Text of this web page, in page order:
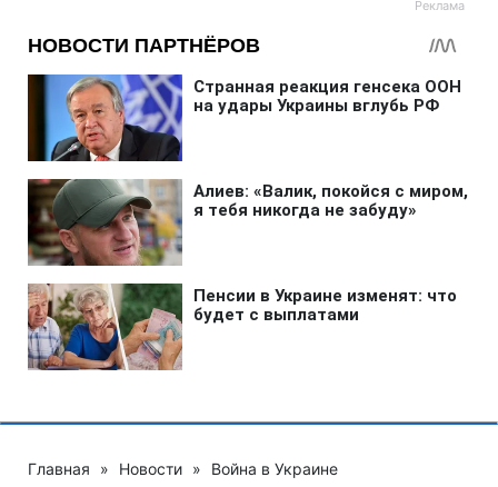
Главная » Новости » Война в Украине